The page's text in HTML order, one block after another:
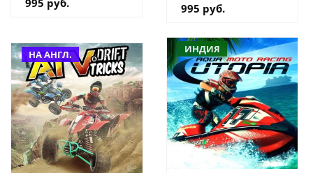
995 руб.
995 руб.
НА АНГЛ. ИНДИЯ